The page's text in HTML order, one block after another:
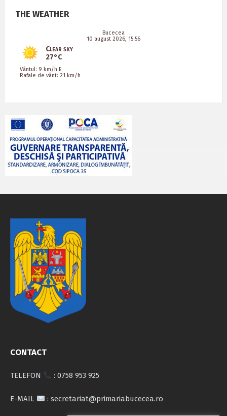
THE WEATHER
Bucecea
10 august 2026, 15:56
Clear sky
27°C
Vântul: 9 km/h E
Rafale de vânt: 21 km/h
CONTACT
TELEFON : 0758 953 925
E-MAIL : secretariat@primariabucecea.ro